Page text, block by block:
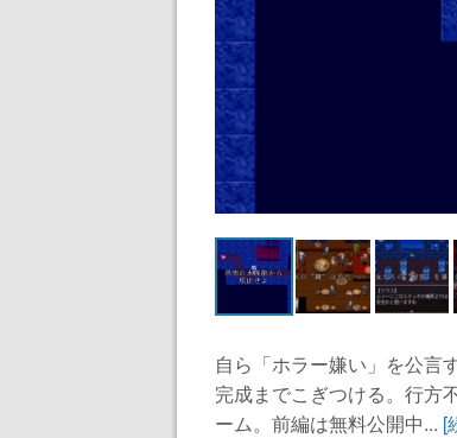
自ら「ホラー嫌い」を公言
完成までこぎつける。行方
ーム。前編は無料公開中... [